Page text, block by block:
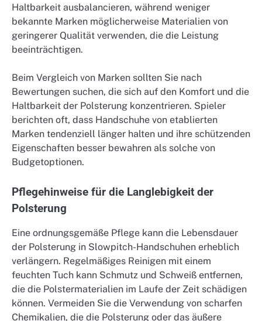
Haltbarkeit ausbalancieren, während weniger
bekannte Marken möglicherweise Materialien von
geringerer Qualität verwenden, die die Leistung
beeinträchtigen.
Beim Vergleich von Marken sollten Sie nach
Bewertungen suchen, die sich auf den Komfort und die
Haltbarkeit der Polsterung konzentrieren. Spieler
berichten oft, dass Handschuhe von etablierten
Marken tendenziell länger halten und ihre schützenden
Eigenschaften besser bewahren als solche von
Budgetoptionen.
Pflegehinweise für die Langlebigkeit der
Polsterung
Eine ordnungsgemäße Pflege kann die Lebensdauer
der Polsterung in Slowpitch-Handschuhen erheblich
verlängern. Regelmäßiges Reinigen mit einem
feuchten Tuch kann Schmutz und Schweiß entfernen,
die die Polstermaterialien im Laufe der Zeit schädigen
können. Vermeiden Sie die Verwendung von scharfen
Chemikalien, die die Polsterung oder das äußere